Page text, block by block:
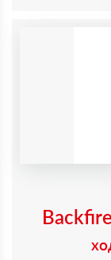
Backfire